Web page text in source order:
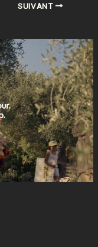
SUIVANT